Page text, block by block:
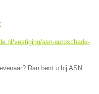
vestiging/asn-autoschade-
Dan bent u bij ASN